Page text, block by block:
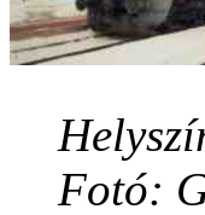
Fotó: